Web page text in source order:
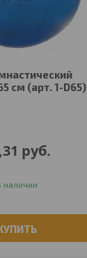
см (арт. 1-D65)
руб.
наличии